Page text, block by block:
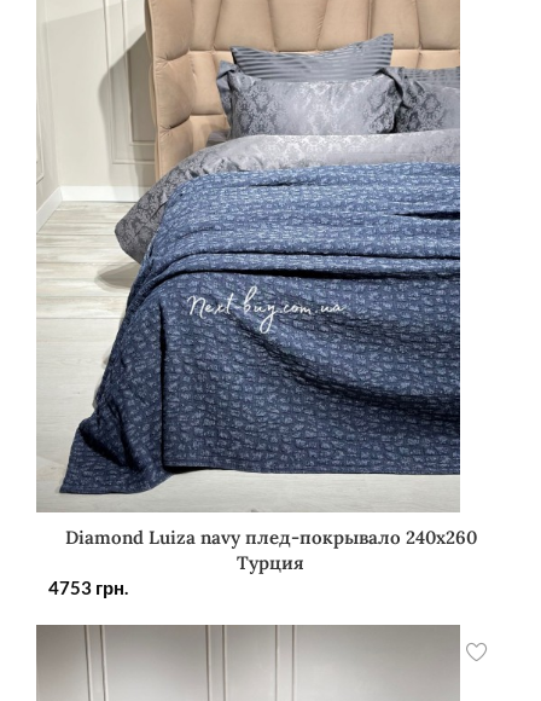
Diamond Luiza navy плед-покрывало 240х260
Турция
4753 грн.